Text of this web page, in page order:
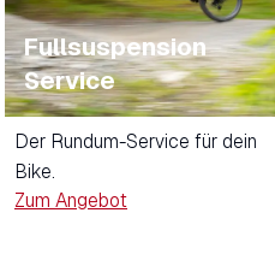
Fullsuspension
Service
Der Rundum-Service für dein
Bike.
Zum Angebot